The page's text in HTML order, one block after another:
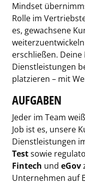
Mindset
Rolle im
es, gewachsene
erschließen.
Dienstleistungen
platzieren – mit
AUFGABEN
Jeder im Team
Job ist es, unsere
Dienstleistungen
Testsowie
Fintech und eGov
Unternehmen auf